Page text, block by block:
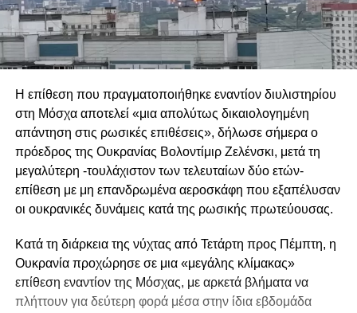
Η επίθεση που πραγματοποιήθηκε εναντίον διυλιστηρίου
στη Μόσχα αποτελεί «μια απολύτως δικαιολογημένη
απάντηση στις ρωσικές επιθέσεις», δήλωσε σήμερα ο
πρόεδρος της Ουκρανίας Βολοντίμιρ Ζελένσκι, μετά τη
μεγαλύτερη -τουλάχιστον των τελευταίων δύο ετών-
επίθεση με μη επανδρωμένα αεροσκάφη που εξαπέλυσαν
οι ουκρανικές δυνάμεις κατά της ρωσικής πρωτεύουσας.
Κατά τη διάρκεια της νύχτας από Τετάρτη προς Πέμπτη, η
Ουκρανία προχώρησε σε μια «μεγάλης κλίμακας»
επίθεση εναντίον της Μόσχας, με αρκετά βλήματα να
πλήττουν για δεύτερη φορά μέσα στην ίδια εβδομάδα